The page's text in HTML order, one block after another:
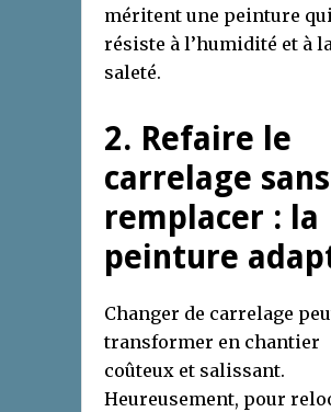
méritent une peinture
résiste à l’humidité et à
saleté.
2. Refaire le
carrelage
remplacer : la
peinture
Changer de carrelage
transformer en chantier
coûteux et salissant.
Heureusement, pour